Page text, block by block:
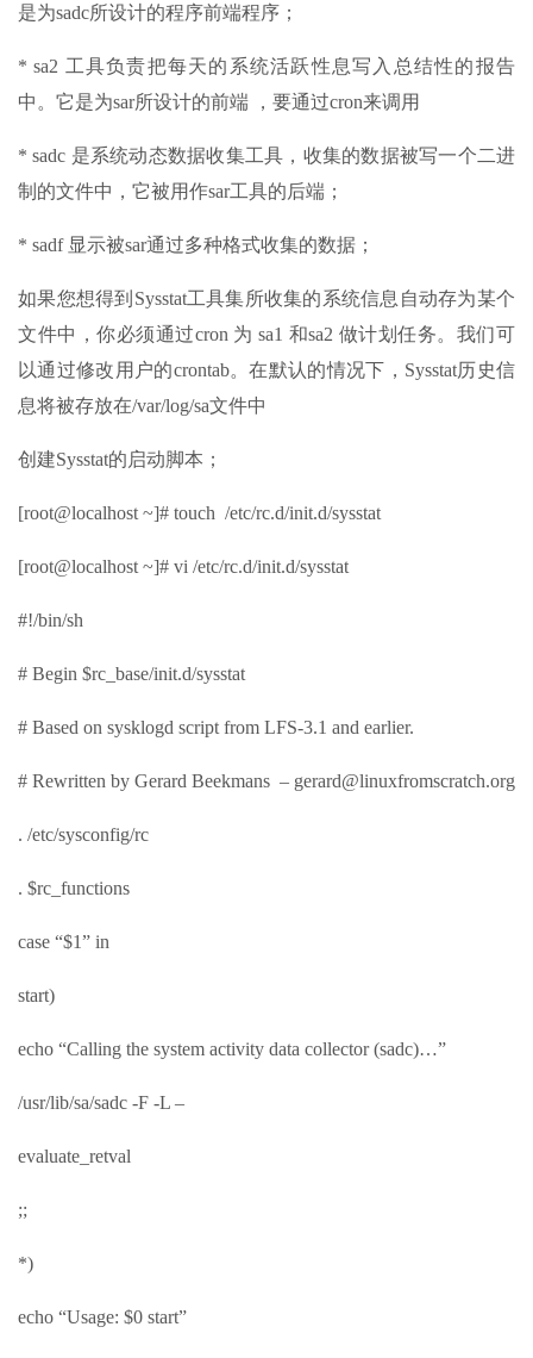
是为sadc所设计的程序前端程序；
* sa2 工具负责把每天的系统活跃性息写入总结性的报告
中。它是为sar所设计的前端 ，要通过cron来调用
* sadc 是系统动态数据收集工具，收集的数据被写一个二进
制的文件中，它被用作sar工具的后端；
* sadf 显示被sar通过多种格式收集的数据；
如果您想得到Sysstat工具集所收集的系统信息自动存为某个
文件中，你必须通过cron 为 sa1 和sa2 做计划任务。我们可
以通过修改用户的crontab。在默认的情况下，Sysstat历史信
息将被存放在/var/log/sa文件中
创建Sysstat的启动脚本；
[root@localhost ~]# touch /etc/rc.d/init.d/sysstat
[root@localhost ~]# vi /etc/rc.d/init.d/sysstat
#!/bin/sh
# Begin $rc_base/init.d/sysstat
# Based on sysklogd script from LFS-3.1 and earlier.
# Rewritten by Gerard Beekmans – gerard@linuxfromscratch.org
. /etc/sysconfig/rc
. $rc_functions
case “$1” in
start)
echo “Calling the system activity data collector (sadc)…”
/usr/lib/sa/sadc -F -L –
evaluate_retval
;;
*)
echo “Usage: $0 start”